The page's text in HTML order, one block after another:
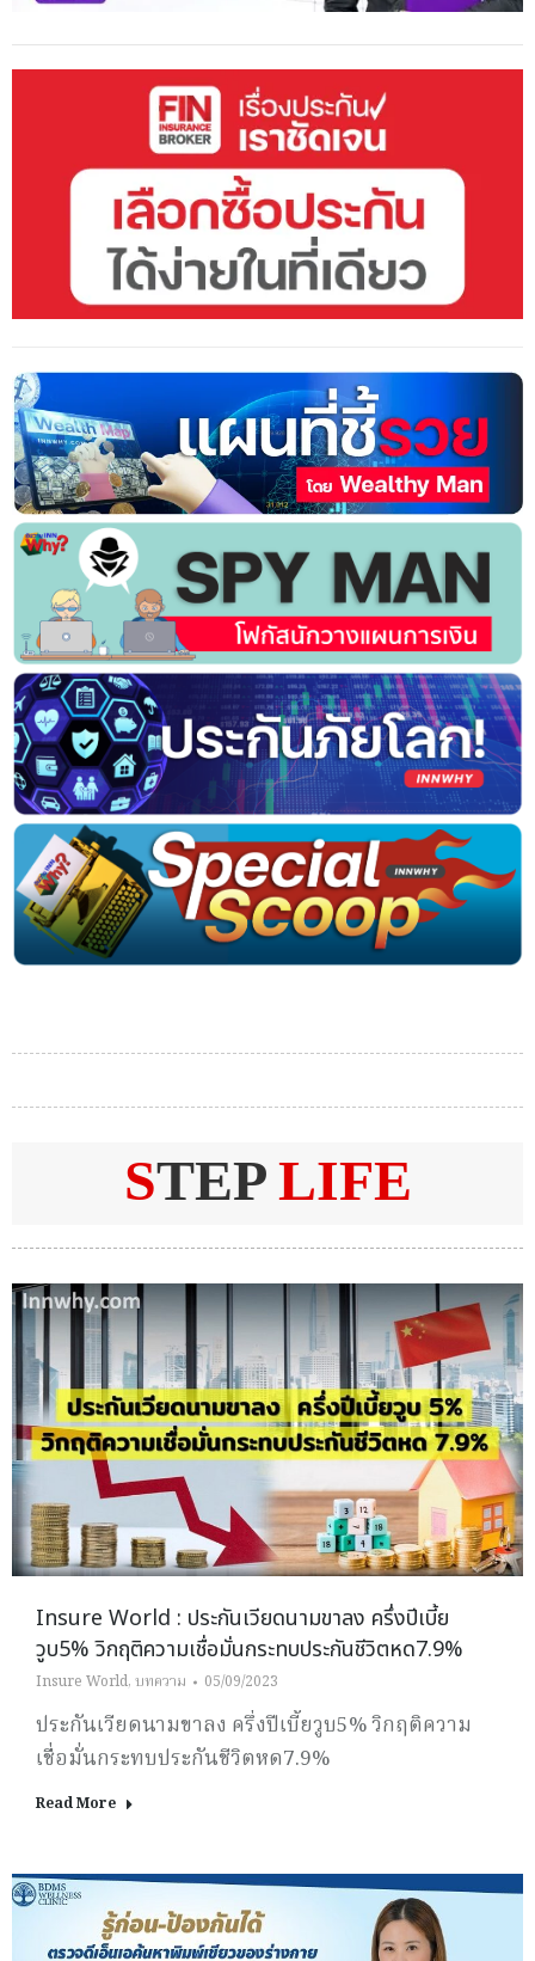
STEP LIFE
Insure World : ประกันเวียดนามขาลง ครึ่งปีเบี้ย
วูบ5% วิกฤติความเชื่อมั่นกระทบประกันชีวิตหด7.9%
Insure World, บทความ 05/09/2023
ประกันเวียดนามขาลง ครึ่งปีเบี้ยวูบ5% วิกฤติความ
เชื่อมั่นกระทบประกันชีวิตหด7.9%
Read More